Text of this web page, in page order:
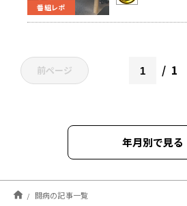
番組レポ
前ページ 1
年月別で見る
2025年04月
闘病の記事一覧